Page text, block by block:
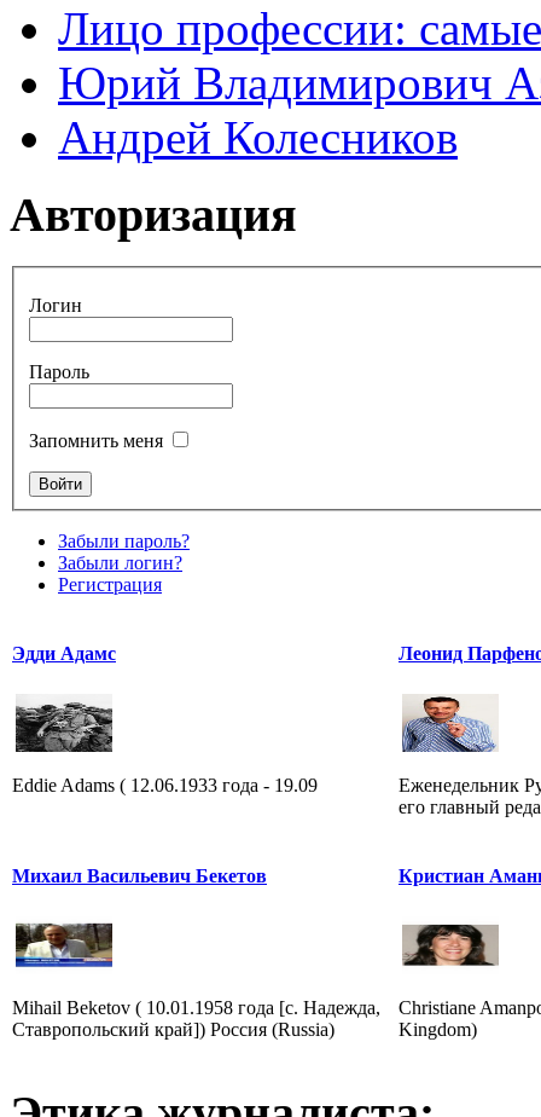
Лицо профессии:
Юрий Владимирович
Андрей Колесников
Авторизация
Логин
Пароль
Запомнить меня
Забыли пароль?
Забыли логин?
Регистрация
Эдди Адамс
Eddie Adams ( 12.06.1933 года - 19.09
Леонид
Еженедельник
его главный
Михаил Васильевич Бекетов
Mihail Beketov ( 10.01.1958 года [с. Надежда,
Ставропольский край]) Россия (Russia)
Кристиан
Christiane
Kingdom)